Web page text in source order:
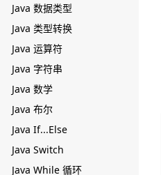
Java 数据类型
Java 类型转换
Java 运算符
Java 字符串
Java 数学
Java 布尔
Java If...Else
Java Switch
Java While 循环